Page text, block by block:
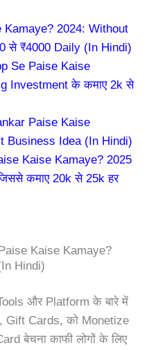
Kamaye? 2024: Without
से ₹4000 Daily (In Hindi)
Se Paise Kaise
Investment के कमाए 2k से
Paise Kaise
Business Idea (In Hindi)
Kaise Kamaye? 2025
कमाए 20k से 25k हर
Kaise Kamaye?
Hindi)
और Platform के बारे में
Cards, को Monetize
बेचना काफी लोगों के लिए